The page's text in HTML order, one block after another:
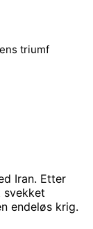
triumf
Iran. Etter
svekket
endeløs krig.